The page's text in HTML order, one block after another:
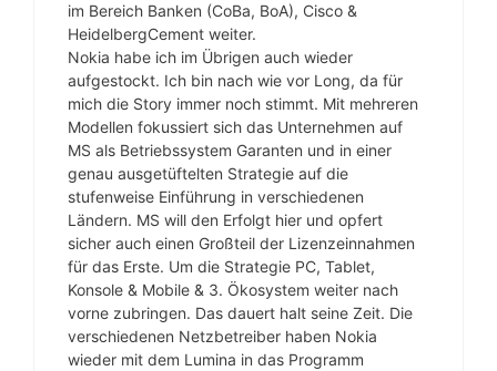
im Bereich Banken (CoBa, BoA), Cisco &
HeidelbergCement weiter.
Nokia habe ich im Übrigen auch wieder
aufgestockt. Ich bin nach wie vor Long, da für
mich die Story immer noch stimmt. Mit mehreren
Modellen fokussiert sich das Unternehmen auf
MS als Betriebssystem Garanten und in einer
genau ausgetüftelten Strategie auf die
stufenweise Einführung in verschiedenen
Ländern. MS will den Erfolgt hier und opfert
sicher auch einen Großteil der Lizenzeinnahmen
für das Erste. Um die Strategie PC, Tablet,
Konsole & Mobile & 3. Ökosystem weiter nach
vorne zubringen. Das dauert halt seine Zeit. Die
verschiedenen Netzbetreiber haben Nokia
wieder mit dem Lumina in das Programm